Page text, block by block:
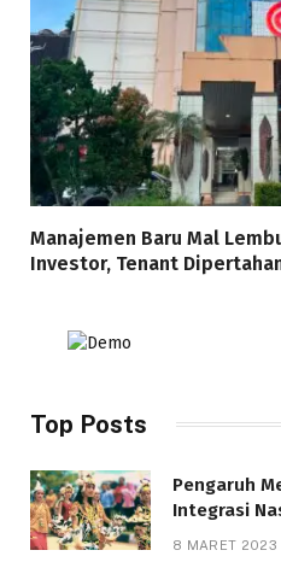
Manajemen Baru Mal
Investor, Tenant
Top Posts
Pengaruh
Integrasi
8 MARET 2023